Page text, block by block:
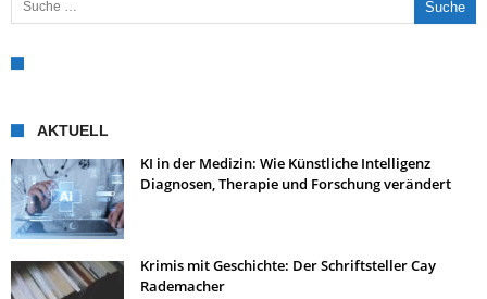
AKTUELL
KI in der Medizin: Wie Künstliche Intelligenz
Diagnosen, Therapie und Forschung verändert
Krimis mit Geschichte: Der Schriftsteller Cay
Rademacher